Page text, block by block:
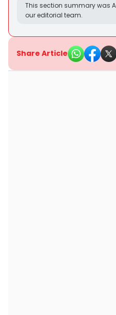
This section summary was
our editorial team.
Share Article